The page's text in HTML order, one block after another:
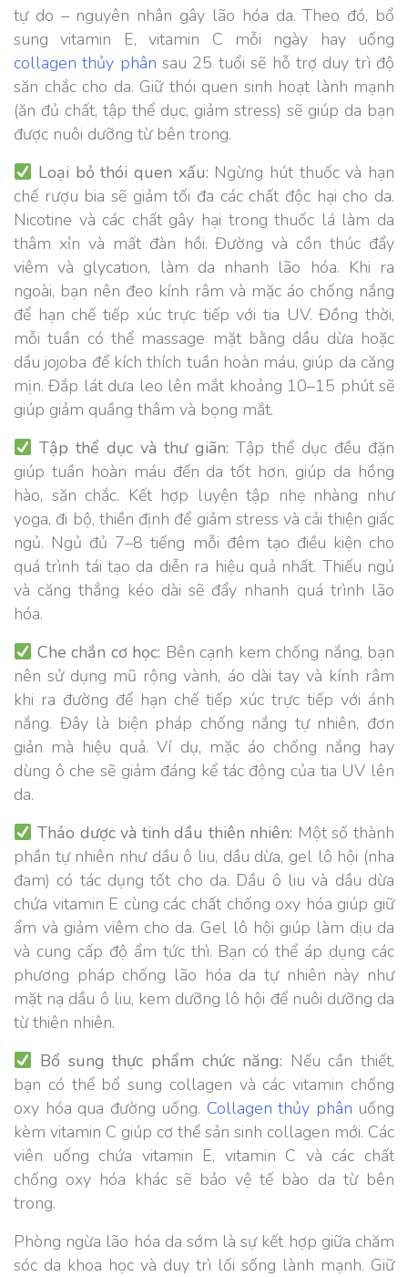
tự do – nguyên nhân gây lão hóa da. Theo đó, bổ
sung vitamin E, vitamin C mỗi ngày hay uống
collagen thủy phân sau 25 tuổi sẽ hỗ trợ duy trì độ
săn chắc cho da. Giữ thói quen sinh hoạt lành mạnh
(ăn đủ chất, tập thể dục, giảm stress) sẽ giúp da bạn
được nuôi dưỡng từ bên trong.
Loại bỏ thói quen xấu: Ngừng hút thuốc và hạn
chế rượu bia sẽ giảm tối đa các chất độc hại cho da.
Nicotine và các chất gây hại trong thuốc lá làm da
thâm xỉn và mất đàn hồi. Đường và cồn thúc đẩy
viêm và glycation, làm da nhanh lão hóa. Khi ra
ngoài, bạn nên đeo kính râm và mặc áo chống nắng
để hạn chế tiếp xúc trực tiếp với tia UV. Đồng thời,
mỗi tuần có thể massage mặt bằng dầu dừa hoặc
dầu jojoba để kích thích tuần hoàn máu, giúp da căng
mịn. Đắp lát dưa leo lên mắt khoảng 10–15 phút sẽ
giúp giảm quầng thâm và bọng mắt.
Tập thể dục và thư giãn: Tập thể dục đều đặn
giúp tuần hoàn máu đến da tốt hơn, giúp da hồng
hào, săn chắc. Kết hợp luyện tập nhẹ nhàng như
yoga, đi bộ, thiền định để giảm stress và cải thiện giấc
ngủ. Ngủ đủ 7–8 tiếng mỗi đêm tạo điều kiện cho
quá trình tái tạo da diễn ra hiệu quả nhất. Thiếu ngủ
và căng thẳng kéo dài sẽ đẩy nhanh quá trình lão
hóa.
Che chắn cơ học: Bên cạnh kem chống nắng, bạn
nên sử dụng mũ rộng vành, áo dài tay và kính râm
khi ra đường để hạn chế tiếp xúc trực tiếp với ánh
nắng. Đây là biện pháp chống nắng tự nhiên, đơn
giản mà hiệu quả. Ví dụ, mặc áo chống nắng hay
dùng ô che sẽ giảm đáng kể tác động của tia UV lên
da.
Thảo dược và tinh dầu thiên nhiên: Một số thành
phần tự nhiên như dầu ô liu, dầu dừa, gel lô hội (nha
đam) có tác dụng tốt cho da. Dầu ô liu và dầu dừa
chứa vitamin E cùng các chất chống oxy hóa giúp giữ
ẩm và giảm viêm cho da. Gel lô hội giúp làm dịu da
và cung cấp độ ẩm tức thì. Bạn có thể áp dụng các
phương pháp chống lão hóa da tự nhiên này như
mặt nạ dầu ô liu, kem dưỡng lô hội để nuôi dưỡng da
từ thiên nhiên.
Bổ sung thực phẩm chức năng: Nếu cần thiết,
bạn có thể bổ sung collagen và các vitamin chống
oxy hóa qua đường uống. Collagen thủy phân uống
kèm vitamin C giúp cơ thể sản sinh collagen mới. Các
viên uống chứa vitamin E, vitamin C và các chất
chống oxy hóa khác sẽ bảo vệ tế bào da từ bên
trong.
Phòng ngừa lão hóa da sớm là sự kết hợp giữa chăm
sóc da khoa học và duy trì lối sống lành mạnh. Giữ